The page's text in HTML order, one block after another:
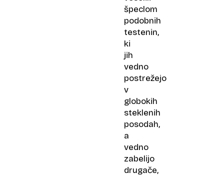
špeclom
podobnih
testenin,
ki
jih
vedno
postrežejo
v
globokih
steklenih
posodah,
a
vedno
zabelijo
drugače,